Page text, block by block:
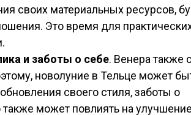
своих материальных ресурсов,
Это время для
и заботы о себе. Венера также
новолуние в Тельце может
своего стиля, заботы о
может повлиять на улучшение